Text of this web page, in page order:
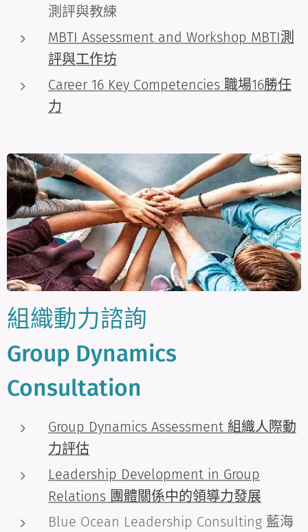
測評與教練
MBTI Assessment and Workshop MBTI測
評與工作坊
Career 16 Key Competencies 職場16勝任
力
組織動力諮詢
Group Dynamics
Consultation
Group Dynamics Assessment 組織人際動
力評估
Leadership Development in Group
Relations 團體關係中的領導力發展
Blue Ocean Leadership Consulting 藍海